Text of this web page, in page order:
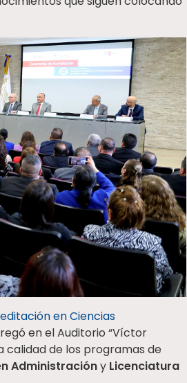
en Ciencias
en el Auditorio “Víctor
calidad de los programas de
Administracióny Licenciatura